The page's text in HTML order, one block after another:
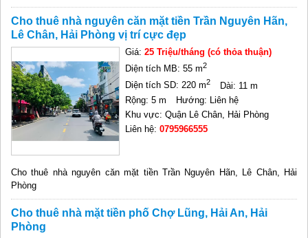
Cho thuê nhà nguyên căn mặt tiền Trần Nguyên Hãn,
Lê Chân, Hải Phòng vị trí cực đẹp
Giá:25 Triệu/tháng (có thỏa thuận)
Diện tích MB: 55 m2
Diện tích SD: 220 m2
Dài: 11 m
Rộng: 5 m
Hướng: Liên hệ
Khu vực: Quận Lê Chân, Hải Phòng
Liên hệ:0795966555
Cho thuê nhà nguyên căn mặt tiền Trần Nguyên Hãn, Lê Chân, Hải
Phòng
Cho thuê nhà mặt tiền phố Chợ Lũng, Hải An, Hải
Phòng